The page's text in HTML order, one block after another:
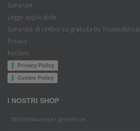
Garanzie
Legge applicabile
Garanzia di rimborso gratuita by TrustedShop
Privacy
Reclami
Privacy Policy
Cookie Policy
I NOSTRI SHOP
Etichettatura per gioiellerie